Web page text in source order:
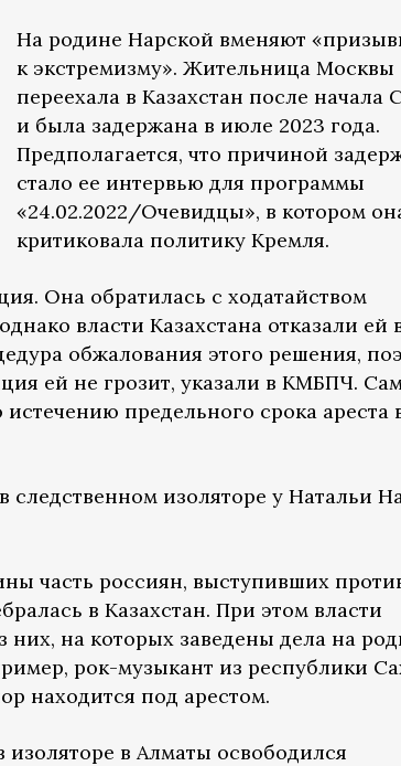
На родине Нарской вменяют
к экстремизму». Жительница Москвы
переехала в Казахстан после начала
и была задержана в июле 2023 года.
Предполагается, что причиной
стало ее интервью для программы
«24.02.2022/Очевидцы», в котором
критиковала политику Кремля.
Она обратилась с ходатайством
власти Казахстана отказали ей
обжалования этого решения,
ей не грозит, указали в КМБПЧ.
предельного срока ареста
изоляторе у Натальи
часть россиян, выступивших
в Казахстан. При этом власти
них, на которых заведены дела на
рок-музыкант из республики
находится под арестом.
в Алматы освободился